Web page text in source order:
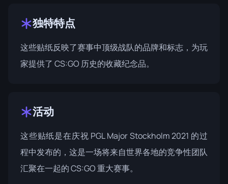
独特特点
这些贴纸反映了赛事中顶级战队的品牌和标志，为玩
家提供了 CS:GO 历史的收藏纪念品。
活动
这些贴纸是在庆祝 PGL Major Stockholm 2021 的过
程中发布的，这是一场将来自世界各地的竞争性团队
汇聚在一起的 CS:GO 重大赛事。